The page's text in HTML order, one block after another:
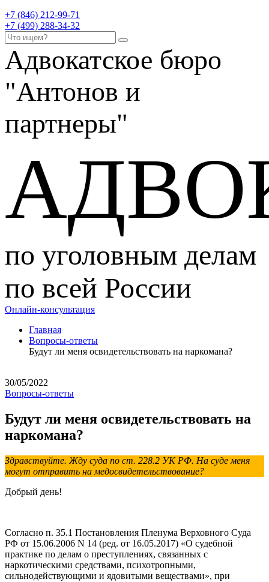
+7 (846) 212-99-71
+7 (499) 288-34-32
Адвокатское бюро
"Антонов и
партнеры"
по уголовным делам
по всей России
Онлайн-консультация
Главная
Вопросы-ответы
Будут ли меня освидетельствовать на наркомана?
30/05/2022
Вопросы-ответы
Будут ли меня освидетельствовать на
наркомана?
Здравствуйте. Жду суда по ст. 228.2 УК РФ. На суде меня
могут отправить на медосвидетельствование?
Добрый день!
Согласно п. 35.1 Постановления Пленума Верховного Суда
РФ от 15.06.2006 N 14 (ред. от 16.05.2017) «О судебной
практике по делам о преступлениях, связанных с
наркотическими средствами, психотропными,
сильнодействующими и ядовитыми веществами», при